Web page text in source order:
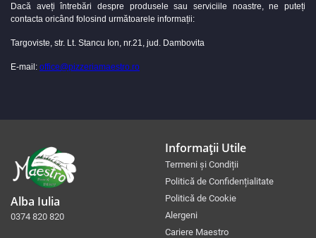
Dacă aveți întrebări despre produsele sau serviciile noastre, ne puteți
contacta oricând folosind următoarele informații:
Targoviste, str. Lt. Stancu Ion, nr.21, jud. Dambovita
E-mail: office@pizzeriamaestro.ro
Alba Iulia
0374 820 820
Informații Utile
Termeni și Condiții
Politică de Confidențialitate
Politică de Cookie
Alergeni
Cariere Maestro